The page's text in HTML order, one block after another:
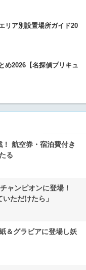
リア別設置場所ガイド20
め2026【名探偵プリキュ
航空券・宿泊費付き
る
ャンピオンに登場！
ただけたら」
＆グラビアに登場し妖